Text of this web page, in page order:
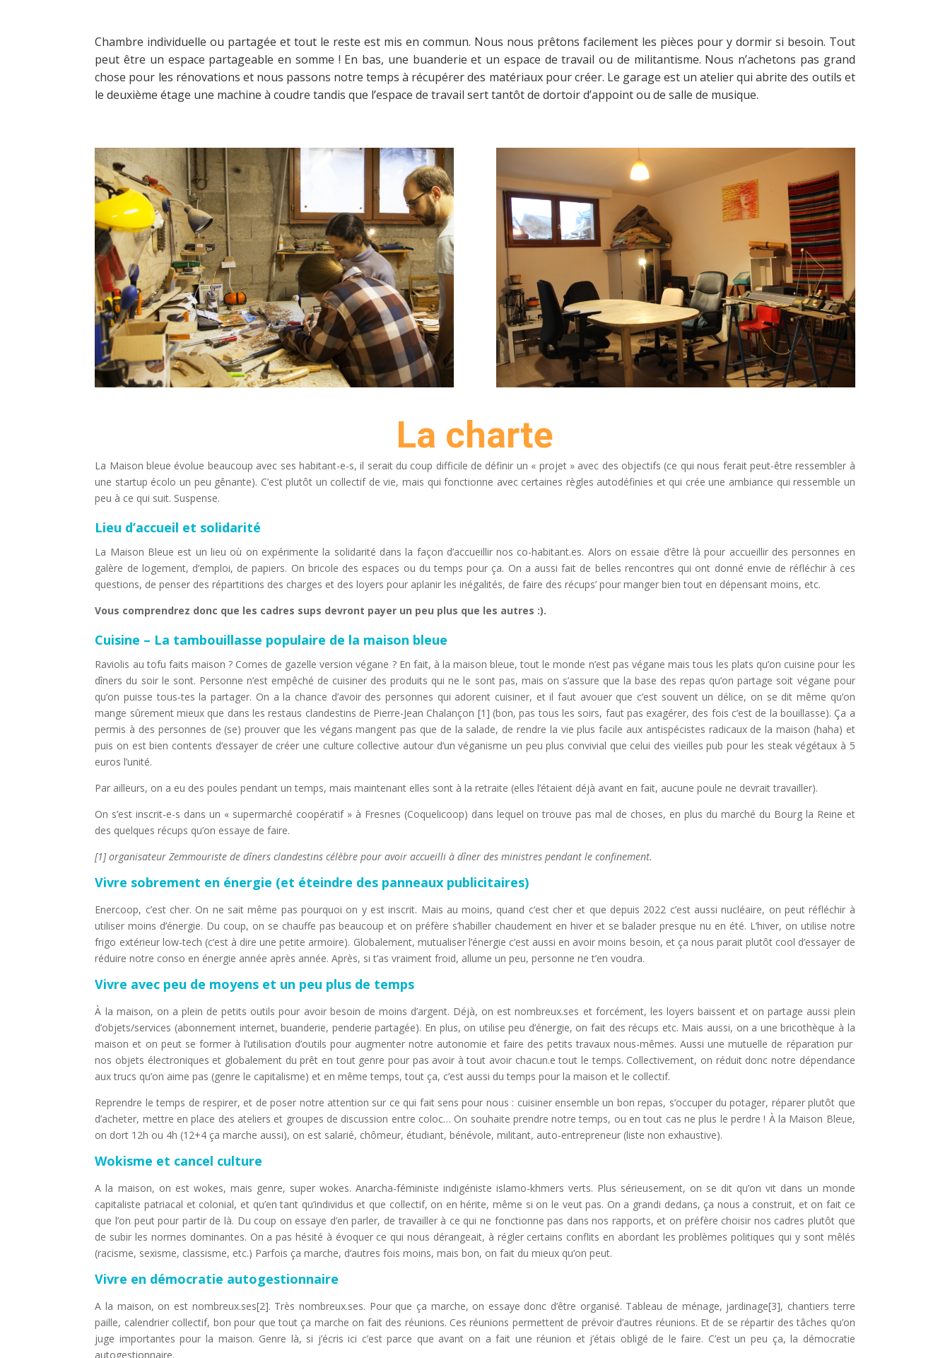
Chambre individuelle ou partagée et tout le reste est mis en commun. Nous nous prêtons facilement les pièces pour y dormir si besoin. Tout
peut être un espace partageable en somme ! En bas, une buanderie et un espace de travail ou de militantisme. Nous n’achetons pas grand
chose pour les rénovations et nous passons notre temps à récupérer des matériaux pour créer. Le garage est un atelier qui abrite des outils et
le deuxième étage une machine à coudre tandis que l’espace de travail sert tantôt de dortoir d’appoint ou de salle de musique.
La charte
La Maison bleue évolue beaucoup avec ses habitant-e-s, il serait du coup difficile de définir un « projet » avec des objectifs (ce qui nous ferait peut-être ressembler à
une startup écolo un peu gênante). C’est plutôt un collectif de vie, mais qui fonctionne avec certaines règles autodéfinies et qui crée une ambiance qui ressemble un
peu à ce qui suit. Suspense.
Lieu d’accueil et solidarité
La Maison Bleue est un lieu où on expérimente la solidarité dans la façon d’accueillir nos co-habitant.es. Alors on essaie d’être là pour accueillir des personnes en
galère de logement, d’emploi, de papiers. On bricole des espaces ou du temps pour ça. On a aussi fait de belles rencontres qui ont donné envie de réfléchir à ces
questions, de penser des répartitions des charges et des loyers pour aplanir les inégalités, de faire des récups’ pour manger bien tout en dépensant moins, etc.
Vous comprendrez donc que les cadres sups devront payer un peu plus que les autres :).
Cuisine – La tambouillasse populaire de la maison bleue
Raviolis au tofu faits maison ? Cornes de gazelle version végane ? En fait, à la maison bleue, tout le monde n’est pas végane mais tous les plats qu’on cuisine pour les
dîners du soir le sont. Personne n’est empêché de cuisiner des produits qui ne le sont pas, mais on s’assure que la base des repas qu’on partage soit végane pour
qu’on puisse tous-tes la partager. On a la chance d’avoir des personnes qui adorent cuisiner, et il faut avouer que c’est souvent un délice, on se dit même qu’on
mange sûrement mieux que dans les restaus clandestins de Pierre-Jean Chalançon [1] (bon, pas tous les soirs, faut pas exagérer, des fois c’est de la bouillasse). Ça a
permis à des personnes de (se) prouver que les végans mangent pas que de la salade, de rendre la vie plus facile aux antispécistes radicaux de la maison (haha) et
puis on est bien contents d’essayer de créer une culture collective autour d’un véganisme un peu plus convivial que celui des vieilles pub pour les steak végétaux à 5
euros l’unité.
Par ailleurs, on a eu des poules pendant un temps, mais maintenant elles sont à la retraite (elles l’étaient déjà avant en fait, aucune poule ne devrait travailler).
On s’est inscrit-e-s dans un « supermarché coopératif » à Fresnes (Coquelicoop) dans lequel on trouve pas mal de choses, en plus du marché du Bourg la Reine et
des quelques récups qu’on essaye de faire.
[1] organisateur Zemmouriste de dîners clandestins célèbre pour avoir accueilli à dîner des ministres pendant le confinement.
Vivre sobrement en énergie (et éteindre des panneaux publicitaires)
Enercoop, c’est cher. On ne sait même pas pourquoi on y est inscrit. Mais au moins, quand c’est cher et que depuis 2022 c’est aussi nucléaire, on peut réfléchir à
utiliser moins d’énergie. Du coup, on se chauffe pas beaucoup et on préfère s’habiller chaudement en hiver et se balader presque nu en été. L’hiver, on utilise notre
frigo extérieur low-tech (c’est à dire une petite armoire). Globalement, mutualiser l’énergie c’est aussi en avoir moins besoin, et ça nous parait plutôt cool d’essayer de
réduire notre conso en énergie année après année. Après, si t’as vraiment froid, allume un peu, personne ne t’en voudra.
Vivre avec peu de moyens et un peu plus de temps
À la maison, on a plein de petits outils pour avoir besoin de moins d’argent. Déjà, on est nombreux.ses et forcément, les loyers baissent et on partage aussi plein
d’objets/services (abonnement internet, buanderie, penderie partagée). En plus, on utilise peu d’énergie, on fait des récups etc. Mais aussi, on a une bricothèque à la
maison et on peut se former à l’utilisation d’outils pour augmenter notre autonomie et faire des petits travaux nous-mêmes. Aussi une mutuelle de réparation pur
nos objets électroniques et globalement du prêt en tout genre pour pas avoir à tout avoir chacun.e tout le temps. Collectivement, on réduit donc notre dépendance
aux trucs qu’on aime pas (genre le capitalisme) et en même temps, tout ça, c’est aussi du temps pour la maison et le collectif.
Reprendre le temps de respirer, et de poser notre attention sur ce qui fait sens pour nous : cuisiner ensemble un bon repas, s’occuper du potager, réparer plutôt que
d’acheter, mettre en place des ateliers et groupes de discussion entre coloc… On souhaite prendre notre temps, ou en tout cas ne plus le perdre ! À la Maison Bleue,
on dort 12h ou 4h (12+4 ça marche aussi), on est salarié, chômeur, étudiant, bénévole, militant, auto-entrepreneur (liste non exhaustive).
Wokisme et cancel culture
A la maison, on est wokes, mais genre, super wokes. Anarcha-féministe indigéniste islamo-khmers verts. Plus sérieusement, on se dit qu’on vit dans un monde
capitaliste patriacal et colonial, et qu’en tant qu’individus et que collectif, on en hérite, même si on le veut pas. On a grandi dedans, ça nous a construit, et on fait ce
que l’on peut pour partir de là. Du coup on essaye d’en parler, de travailler à ce qui ne fonctionne pas dans nos rapports, et on préfère choisir nos cadres plutôt que
de subir les normes dominantes. On a pas hésité à évoquer ce qui nous dérangeait, à régler certains conflits en abordant les problèmes politiques qui y sont mêlés
(racisme, sexisme, classisme, etc.) Parfois ça marche, d’autres fois moins, mais bon, on fait du mieux qu’on peut.
Vivre en démocratie autogestionnaire
A la maison, on est nombreux.ses[2]. Très nombreux.ses. Pour que ça marche, on essaye donc d’être organisé. Tableau de ménage, jardinage[3], chantiers terre
paille, calendrier collectif, bon pour que tout ça marche on fait des réunions. Ces réunions permettent de prévoir d’autres réunions. Et de se répartir des tâches qu’on
juge importantes pour la maison. Genre là, si j’écris ici c’est parce que avant on a fait une réunion et j’étais obligé de le faire. C’est un peu ça, la démocratie
autogestionnaire.